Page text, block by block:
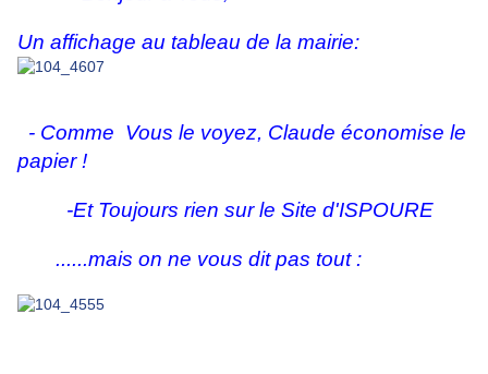
Un affichage au tableau de la mairie:
- Comme Vous le voyez, Claude économise le
papier !
-Et Toujours rien sur le Site d'ISPOURE
......mais on ne vous dit pas tout :